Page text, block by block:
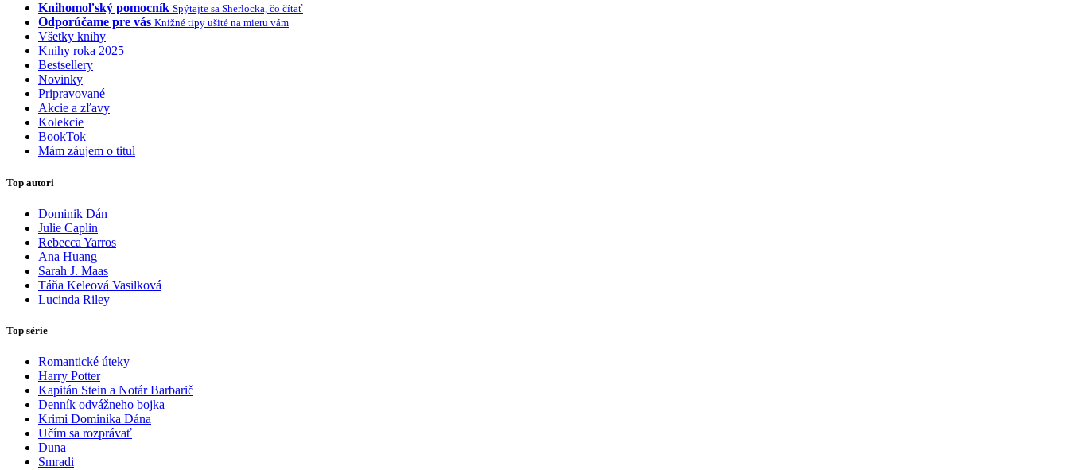
Knihomoľský pomocník Spýtajte sa Sherlocka, čo čítať
Odporúčame pre vás Knižné tipy ušité na mieru vám
Všetky knihy
Knihy roka 2025
Bestsellery
Novinky
Pripravované
Akcie a zľavy
Kolekcie
BookTok
Mám záujem o titul
Top autori
Dominik Dán
Julie Caplin
Rebecca Yarros
Ana Huang
Sarah J. Maas
Táňa Keleová Vasilková
Lucinda Riley
Top série
Romantické úteky
Harry Potter
Kapitán Stein a Notár Barbarič
Denník odvážneho bojka
Krimi Dominika Dána
Učím sa rozprávať
Duna
Smradi